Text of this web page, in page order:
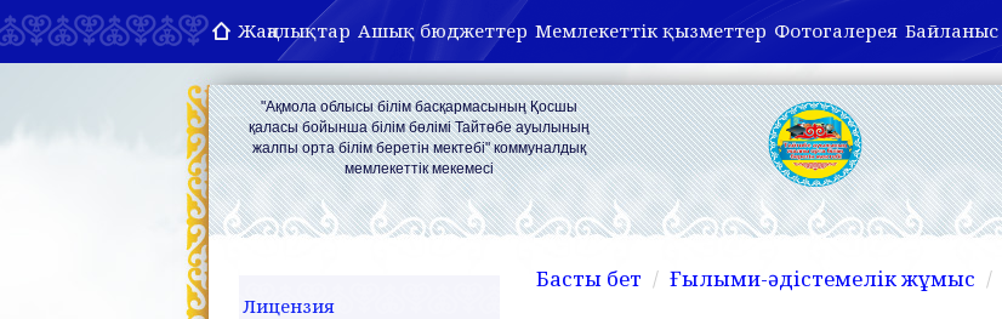
Жаңалықтар Ашық бюджеттер Мемлекеттік қызметтер Фотогалерея Байланыс
"Ақмола облысы білім басқармасының Қосшы
қаласы бойынша білім бөлімі Тайтөбе ауылының
жалпы орта білім беретін мектебі" коммуналдық
мемлекеттік мекемесі
Лицензия
Басты бет Ғылыми-әдістемелік жұмыс